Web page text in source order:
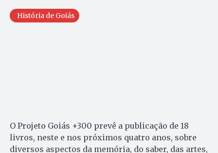
História de Goiás
O Projeto Goiás +300 prevê a publicação de 18
livros, neste e nos próximos quatro anos, sobre
diversos aspectos da memória, do saber, das artes,